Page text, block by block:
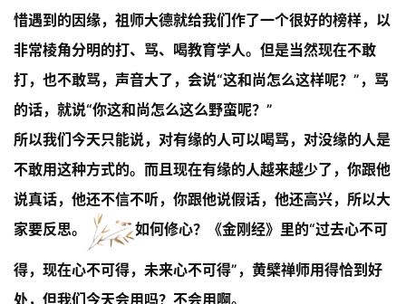
乐
菩
提
专
公
益
慈
善
佛
惜遇到的因缘，祖师大德就给我们作了一个很好的榜样，以
非常棱角分明的打、骂、喝教育学人。但是当然现在不敢
打，也不敢骂，声音大了，会说“这和尚怎么这样呢？”，骂
的话，就说“你这和尚怎么这么野蛮呢？”
所以我们今天只能说，对有缘的人可以喝骂，对没缘的人是
不敢用这种方式的。而且现在有缘的人越来越少了，你跟他
说真话，他还不信不听，你跟他说假话，他还高兴，所以大
家要反思。
如何修心？ 《金刚经》里的“过去心不可
得，现在心不可得，未来心不可得”，黄檗禅师用得恰到好
处，但我们今天会用吗？不会用啊。